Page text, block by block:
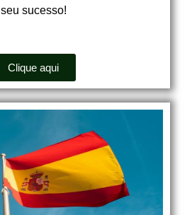
seu sucesso!
Clique aqui